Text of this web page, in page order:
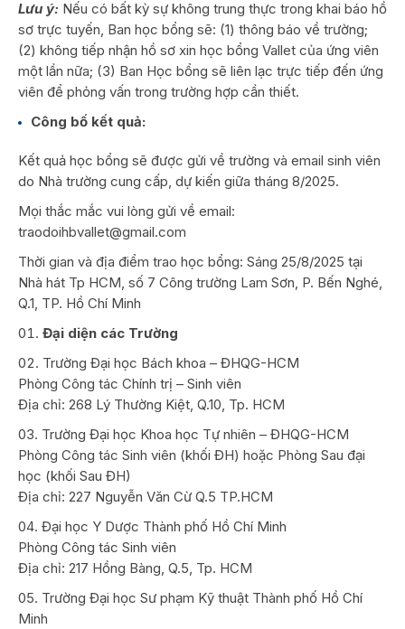
Lưu ý: Nếu có bất kỳ sự không trung thực trong khai báo hồ
sơ trực tuyến, Ban học bổng sẽ: (1) thông báo về trường;
(2) không tiếp nhận hồ sơ xin học bổng Vallet của ứng viên
một lần nữa; (3) Ban Học bổng sẽ liên lạc trực tiếp đến ứng
viên để phỏng vấn trong trường hợp cần thiết.
Công bố kết quả:
Kết quả học bổng sẽ được gửi về trường và email sinh viên
do Nhà trường cung cấp, dự kiến giữa tháng 8/2025.
Mọi thắc mắc vui lòng gửi về email:
traodoihbvallet@gmail.com
Thời gian và địa điểm trao học bổng: Sáng 25/8/2025 tại
Nhà hát Tp HCM, số 7 Công trường Lam Sơn, P. Bến Nghé,
Q.1, TP. Hồ Chí Minh
Đại diện các Trường
Trường Đại học Bách khoa – ĐHQG-HCM
Phòng Công tác Chính trị – Sinh viên
Địa chỉ: 268 Lý Thường Kiệt, Q.10, Tp. HCM
Trường Đại học Khoa học Tự nhiên – ĐHQG-HCM
Phòng Công tác Sinh viên (khối ĐH) hoặc Phòng Sau đại
học (khối Sau ĐH)
Địa chỉ: 227 Nguyễn Văn Cừ Q.5 TP.HCM
Đại học Y Dược Thành phố Hồ Chí Minh
Phòng Công tác Sinh viên
Địa chỉ: 217 Hồng Bàng, Q.5, Tp. HCM
Trường Đại học Sư phạm Kỹ thuật Thành phố Hồ Chí
Minh